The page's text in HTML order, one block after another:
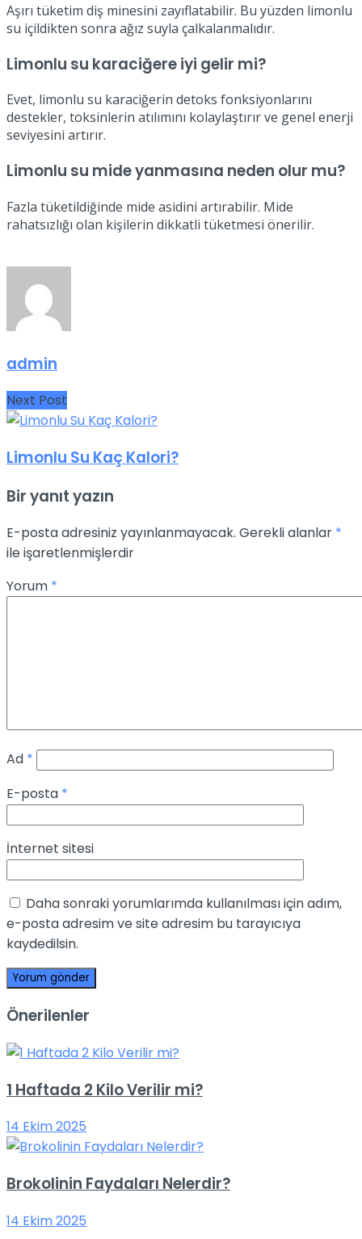
Aşırı tüketim diş minesini zayıflatabilir. Bu yüzden limonlu
su içildikten sonra ağız suyla çalkalanmalıdır.
Limonlu su karaciğere iyi gelir mi?
Evet, limonlu su karaciğerin detoks fonksiyonlarını
destekler, toksinlerin atılımını kolaylaştırır ve genel enerji
seviyesini artırır.
Limonlu su mide yanmasına neden olur mu?
Fazla tüketildiğinde mide asidini artırabilir. Mide
rahatsızlığı olan kişilerin dikkatli tüketmesi önerilir.
admin
Next Post
Limonlu Su Kaç Kalori?
Bir yanıt yazın
E-posta adresiniz yayınlanmayacak. Gerekli alanlar *
ile işaretlenmişlerdir
Yorum *
Ad *
E-posta *
İnternet sitesi
Daha sonraki yorumlarımda kullanılması için adım,
e-posta adresim ve site adresim bu tarayıcıya
kaydedilsin.
Önerilenler
1 Haftada 2 Kilo Verilir mi?
14 Ekim 2025
Brokolinin Faydaları Nelerdir?
14 Ekim 2025